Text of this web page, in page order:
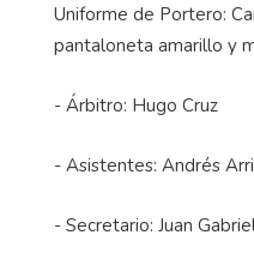
Uniforme de Portero:
pantaloneta amarillo y
- Árbitro: Hugo Cruz
- Asistentes: Andrés
- Secretario: Juan